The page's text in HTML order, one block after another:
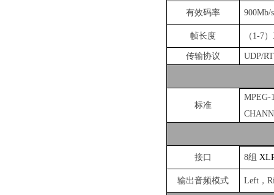
有效码率 900Mb/s
帧长度 （ 1-7）
传输协议 UDP/
标准
MPEG-
接口 8组
输出音频模式 Left ，